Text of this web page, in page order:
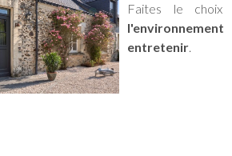
Faites le choix
l'environnement
entretenir.